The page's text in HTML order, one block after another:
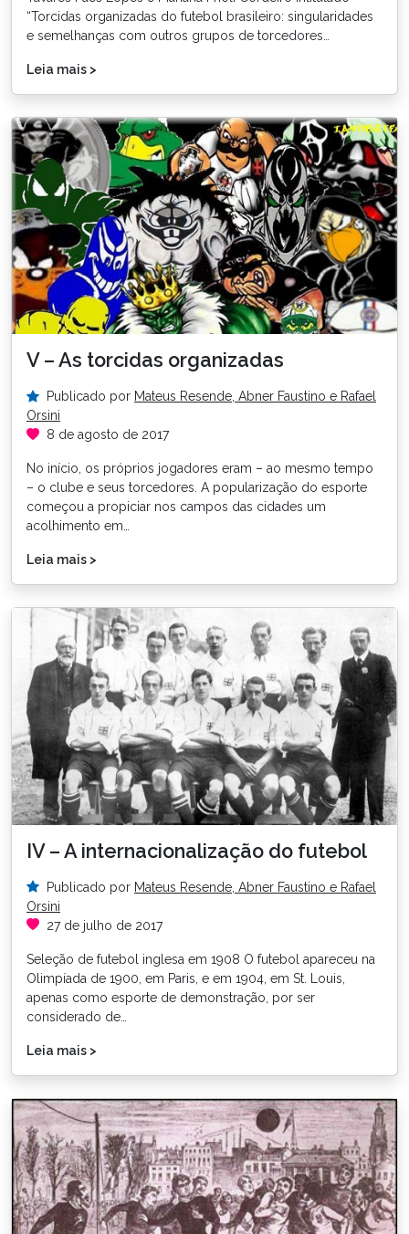
“Torcidas organizadas do futebol brasileiro: singularidades
e semelhanças com outros grupos de torcedores…
Leia mais >
V – As torcidas organizadas
Publicado por Mateus Resende, Abner Faustino e Rafael
Orsini
8 de agosto de 2017
No início, os próprios jogadores eram – ao mesmo tempo
– o clube e seus torcedores. A popularização do esporte
começou a propiciar nos campos das cidades um
acolhimento em…
Leia mais >
IV – A internacionalização do futebol
Publicado por Mateus Resende, Abner Faustino e Rafael
Orsini
27 de julho de 2017
Seleção de futebol inglesa em 1908 O futebol apareceu na
Olimpíada de 1900, em Paris, e em 1904, em St. Louis,
apenas como esporte de demonstração, por ser
considerado de…
Leia mais >